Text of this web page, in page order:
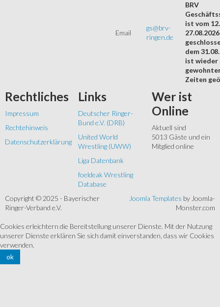
Email
gs@brv-
ringen.de
BRV
ist vom
27.08.2026
dem
ist wieder
Zeiten
Rechtliches
Impressum
Rechtehinweis
Datenschutzerklärung
Links
Deutscher Ringer-
Bund e.V. (DRB)
United World
Wrestling (UWW)
Liga Datenbank
foeldeak Wrestling
Database
Wer ist
Online
Aktuell sind
5013 Gäste und ein
Mitglied online
Copyright © 2025 - Bayerischer
Ringer-Verband e.V.
Joomla Templates by Joomla-
Monster.com
Cookies erleichtern die Bereitstellung unserer Dienste. Mit der Nutzung
unserer Dienste erklären Sie sich damit einverstanden, dass wir Cookies
verwenden.
ok